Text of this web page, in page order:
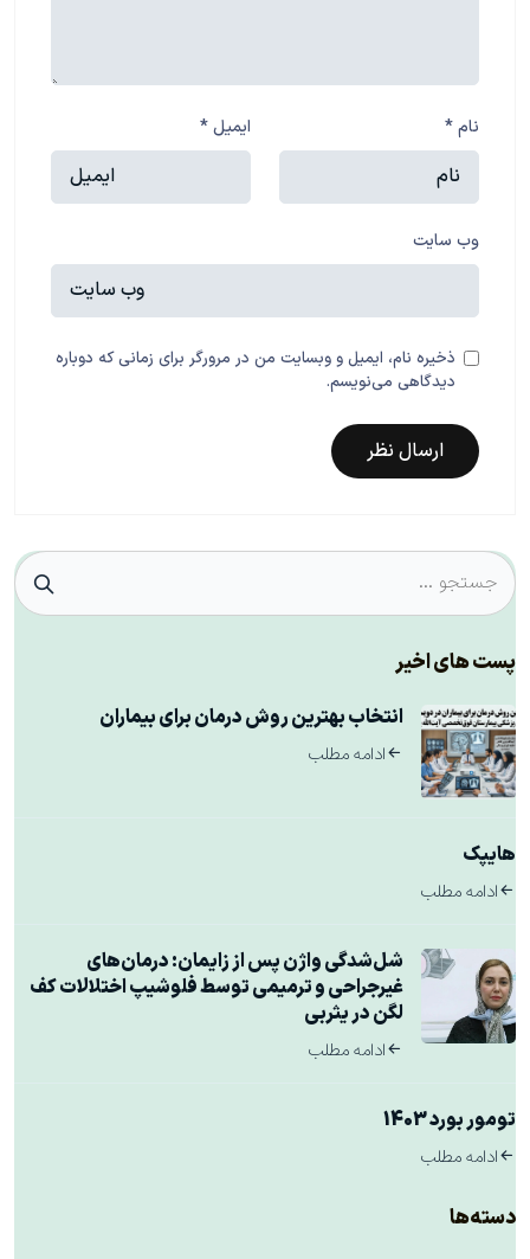
نام* ایمیل*
وب‌ سایت
ذخیره نام، ایمیل و وبسایت من در مرورگر برای زمانی که دوباره
دیدگاهی می‌نویسم.
پست های اخیر
انتخاب بهترین روش درمان برای بیماران
ادامه مطلب
هایپک
ادامه مطلب
شل‌شدگی واژن پس از زایمان: درمان‌های
غیرجراحی و ترمیمی توسط فلوشیپ اختلالات کف
لگن در یثربی
ادامه مطلب
تومور بورد 1403
ادامه مطلب
دسته‌ها